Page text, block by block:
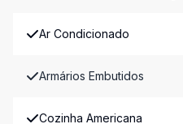
Ar Condicionado
Armários Embutidos
Cozinha Americana